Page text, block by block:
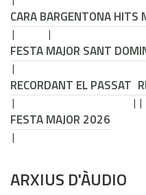
CARA BARGENTONA HITS
FESTA MAJOR SANT
RECORDANT EL PASSAT
FESTA MAJOR 2026
ARXIUS D'ÀUDIO